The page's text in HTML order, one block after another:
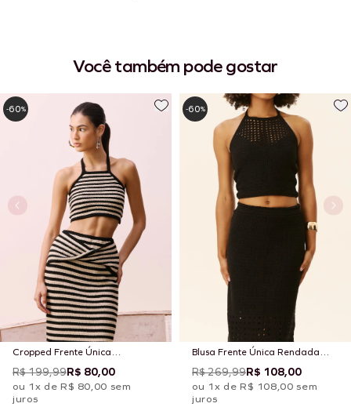
Você também pode gostar
Cropped Frente Única
LISTRADO TRICOT
R$ 199,99R$ 80,00
ou 1x de R$ 80,00 sem
juros
-60%
Blusa Frente Única Rendada
Tricot
R$ 269,99R$ 108,00
ou 1x de R$ 108,00 sem
juros
-60%